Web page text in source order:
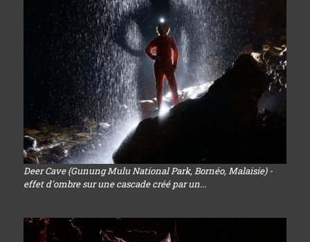
Deer Cave (Gunung Mulu National Park, Bornéo, Malaisie) -
effet d'ombre sur une cascade créé par un...